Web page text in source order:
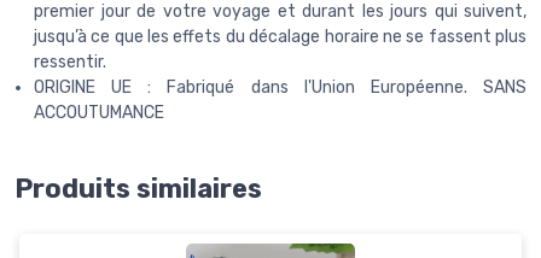
premier jour de votre voyage et durant les jours qui suivent,
jusqu’à ce que les effets du décalage horaire ne se fassent plus
ressentir.
ORIGINE UE : Fabriqué dans l'Union Européenne. SANS
ACCOUTUMANCE
Produits similaires